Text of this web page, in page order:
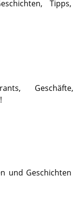
Tipps,
Geschäfte,
und Geschichten